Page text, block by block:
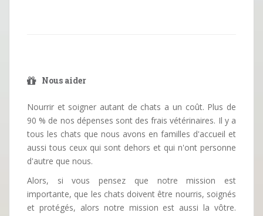
Nous aider
Nourrir et soigner autant de chats a un coût. Plus de
90 % de nos dépenses sont des frais vétérinaires. Il y a
tous les chats que nous avons en familles d'accueil et
aussi tous ceux qui sont dehors et qui n'ont personne
d'autre que nous.
Alors, si vous pensez que notre mission est
importante, que les chats doivent être nourris, soignés
et protégés, alors notre mission est aussi la vôtre.